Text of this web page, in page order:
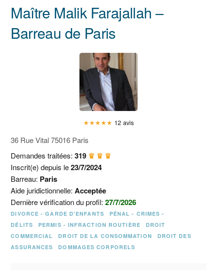
Maître Malik Farajallah –
Barreau de Paris
★★★★★ 12 avis
36 Rue Vital 75016 Paris
Demandes traitées:319 ♛ ♛ ♛
Inscrit(e) depuis le23/7/2024
Barreau: Paris
Aide juridictionnelle:Acceptée
Dernière vérification du profil:27/7/2026
DIVORCE - GARDE D'ENFANTS
PÉNAL - CRIMES -
DÉLITS
PERMIS - INFRACTION ROUTIÈRE
DROIT
COMMERCIAL
DROIT DE LA CONSOMMATION
DROIT DES
ASSURANCES
DOMMAGES CORPORELS